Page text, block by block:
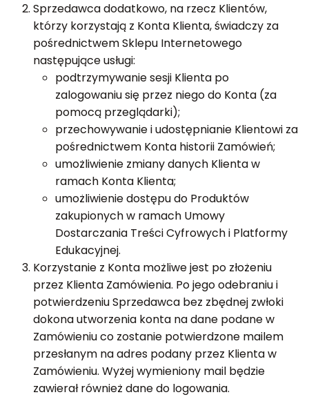
Sprzedawca dodatkowo, na rzecz Klientów,
którzy korzystają z Konta Klienta, świadczy za
pośrednictwem Sklepu Internetowego
następujące usługi:
podtrzymywanie sesji Klienta po
zalogowaniu się przez niego do Konta (za
pomocą przeglądarki);
przechowywanie i udostępnianie Klientowi za
pośrednictwem Konta historii Zamówień;
umożliwienie zmiany danych Klienta w
ramach Konta Klienta;
umożliwienie dostępu do Produktów
zakupionych w ramach Umowy
Dostarczania Treści Cyfrowych i Platformy
Edukacyjnej.
Korzystanie z Konta możliwe jest po złożeniu
przez Klienta Zamówienia. Po jego odebraniu i
potwierdzeniu Sprzedawca bez zbędnej zwłoki
dokona utworzenia konta na dane podane w
Zamówieniu co zostanie potwierdzone mailem
przesłanym na adres podany przez Klienta w
Zamówieniu. Wyżej wymieniony mail będzie
zawierał również dane do logowania.